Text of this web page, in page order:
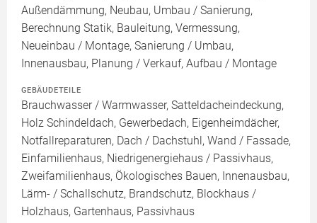
Außendämmung, Neubau, Umbau / Sanierung,
Berechnung Statik, Bauleitung, Vermessung,
Neueinbau / Montage, Sanierung / Umbau,
Innenausbau, Planung / Verkauf, Aufbau / Montage
GEBÄUDETEILE
Brauchwasser / Warmwasser, Satteldacheindeckung,
Holz Schindeldach, Gewerbedach, Eigenheimdächer,
Notfallreparaturen, Dach / Dachstuhl, Wand / Fassade,
Einfamilienhaus, Niedrigenergiehaus / Passivhaus,
Zweifamilienhaus, Ökologisches Bauen, Innenausbau,
Lärm- / Schallschutz, Brandschutz, Blockhaus /
Holzhaus, Gartenhaus, Passivhaus